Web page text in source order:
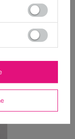
Zobacz wszystko